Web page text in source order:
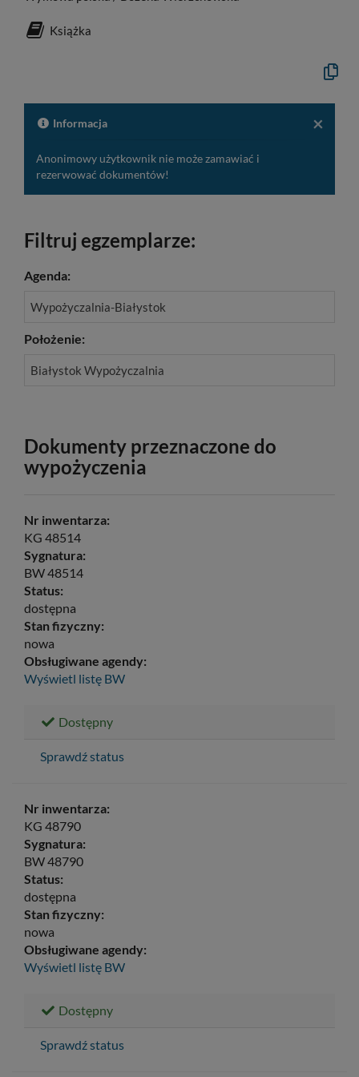
Książka
Kopiuj
do
×
Informacja
Anonimowy użytkownik nie może zamawiać i
rezerwować dokumentów!
Filtruj egzemplarze:
Agenda:
Wypożyczalnia-Białystok
Położenie:
Białystok Wypożyczalnia
Dokumenty przeznaczone do
wypożyczenia
Nr inwentarza:
KG 48514
Sygnatura:
BW 48514
Status:
dostępna
Stan fizyczny:
nowa
Obsługiwane agendy:
Wyświetl listę BW
Dostępny
Sprawdź status
Nr inwentarza:
KG 48790
Sygnatura:
BW 48790
Status:
dostępna
Stan fizyczny:
nowa
Obsługiwane agendy:
Wyświetl listę BW
Dostępny
Sprawdź status